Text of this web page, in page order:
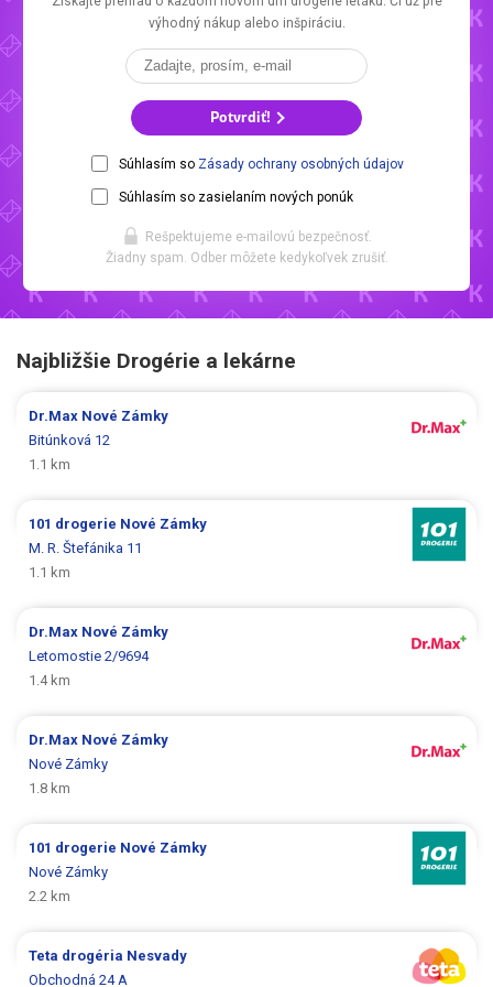
výhodný nákup alebo inšpiráciu.
Potvrdiť!
Súhlasím so Zásady ochrany osobných údajov
Súhlasím so zasielaním nových ponúk
Rešpektujeme e-mailovú bezpečnosť.
Žiadny spam. Odber môžete kedykoľvek zrušiť.
Najbližšie Drogérie a lekárne
Dr.Max Nové Zámky
Bitúnková 12
1.1 km
101 drogerie Nové Zámky
M. R. Štefánika 11
1.1 km
Dr.Max Nové Zámky
Letomostie 2/9694
1.4 km
Dr.Max Nové Zámky
Nové Zámky
1.8 km
101 drogerie Nové Zámky
Nové Zámky
2.2 km
Teta drogéria Nesvady
Obchodná 24 A